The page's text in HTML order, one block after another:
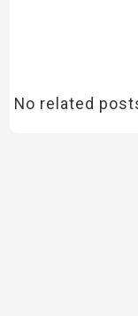
No related